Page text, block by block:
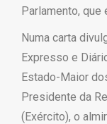
Parlamento, que
Numa carta
Expresso e
Estado-Maior
Presidente da
(Exército), o